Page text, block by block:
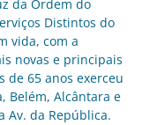
da Ordem do
Distintos do
vida, com a
novas e principais
de 65 anos exerceu
Belém, Alcântara e
Av. da República.